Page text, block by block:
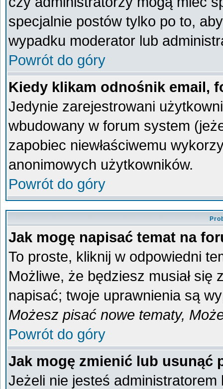
specjalnie postów tylko po to,
wypadku moderator lub
Powrót do góry
Kiedy klikam odnośnik email,
Jedynie zarejestrowani
wbudowany w forum system
zapobiec niewłaściwemu
anonimowych użytkowników.
Powrót do góry
Jak mogę napisać temat na
To proste, kliknij w odpowiedni
Możliwe, że będziesz musiał się
napisać; twoje uprawnienia są
Możesz pisać nowe tematy,
Powrót do góry
Jak mogę zmienić lub usunąć
Jeżeli nie jesteś